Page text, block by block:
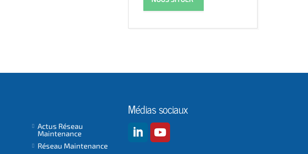
Actus Réseau
Maintenance
Réseau Maintenance
Médias sociaux